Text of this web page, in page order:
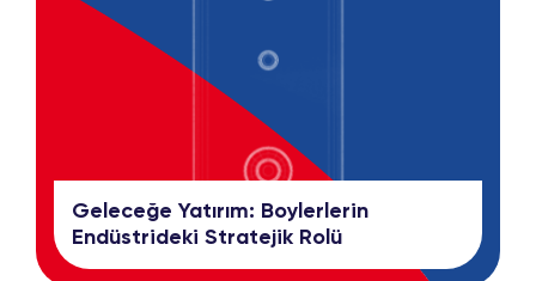
Geleceğe Yatırım: Boylerlerin
Endüstrideki Stratejik Rolü